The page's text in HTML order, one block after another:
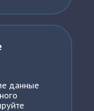
данные